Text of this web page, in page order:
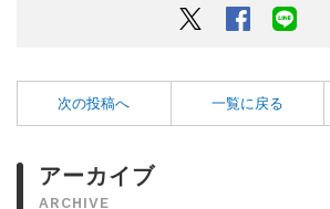
Twitter Facebook
次の投稿へ 一覧に戻る
アーカイブ
ARCHIVE